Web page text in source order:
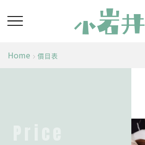
Home 價目表